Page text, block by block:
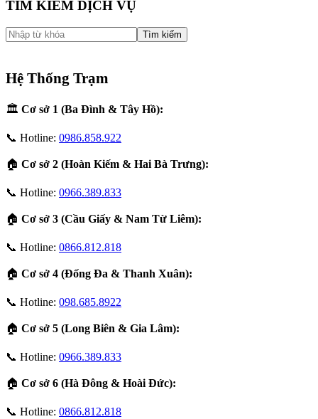
TÌM KIẾM DỊCH VỤ
Hệ Thống Trạm
🏛️ Cơ sở 1 (Ba Đình & Tây Hồ):
📞 Hotline: 0986.858.922
🏠 Cơ sở 2 (Hoàn Kiếm & Hai Bà Trưng):
📞 Hotline: 0966.389.833
🏠 Cơ sở 3 (Cầu Giấy & Nam Từ Liêm):
📞 Hotline: 0866.812.818
🏠 Cơ sở 4 (Đống Đa & Thanh Xuân):
📞 Hotline: 098.685.8922
🏠 Cơ sở 5 (Long Biên & Gia Lâm):
📞 Hotline: 0966.389.833
🏠 Cơ sở 6 (Hà Đông & Hoài Đức):
📞 Hotline: 0866.812.818